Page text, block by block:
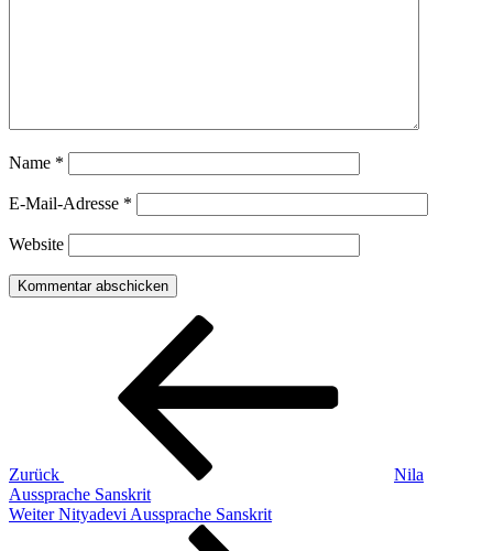
Name *
E-Mail-Adresse *
Website
Beitragsnavigation
Zurück
Nila
Aussprache Sanskrit
Nächster
Weiter Nityadevi Aussprache Sanskrit